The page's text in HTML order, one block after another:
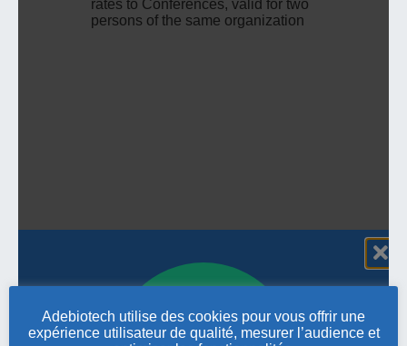
rates to Conferences, valid for two
persons of the same organization
Adebiotech utilise des cookies pour vous offrir une
expérience utilisateur de qualité, mesurer l’audience et